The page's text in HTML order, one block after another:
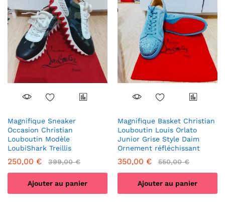
Magnifique Sneaker
Occasion Christian
Louboutin Modèle
LoubiShark Treillis
250,00 € 399,00€
Ajouter au panier
Magnifique Basket Christian
Louboutin Louis Orlato
Junior Grise Style Daim
Ornement réfléchissant
350,00 € 550,00€
Ajouter au panier